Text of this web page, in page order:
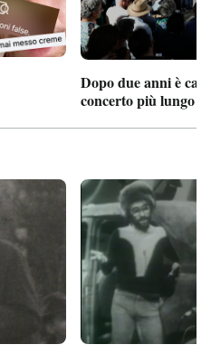
Dopo due anni è
concerto più lungo